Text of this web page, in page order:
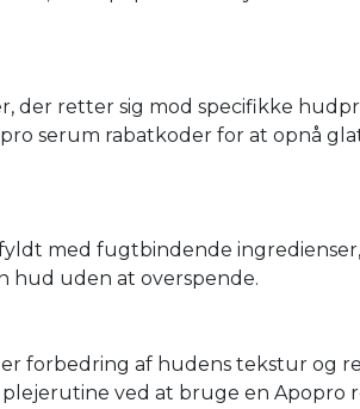
der retter sig mod specifikke
serum rabatkoder for at opnå
med fugtbindende
hud uden at overspende.
forbedring af hudens tekstur og
ved at bruge en Apopro